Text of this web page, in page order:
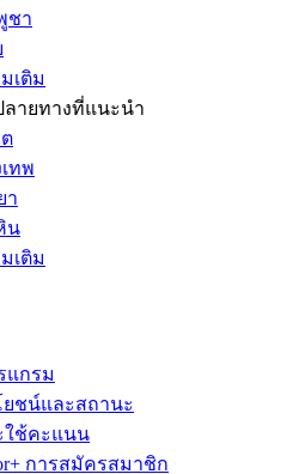
ชา
เติม
ายทางที่แนะนำ
ทพ
า
น
เติม
แกรม
ชน์และสถานะ
ใช้คะแนน
การสมัครสมาชิก